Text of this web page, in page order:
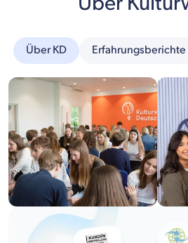
Über KD Erfahrungsberichte